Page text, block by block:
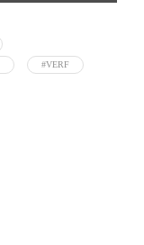
#VERF